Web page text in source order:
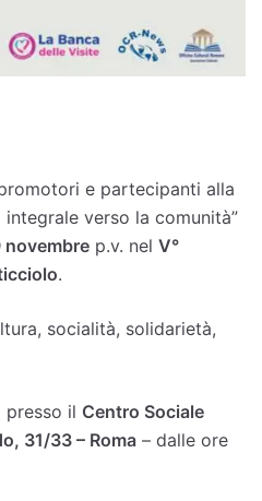
e partecipanti alla
verso la comunità”
novembre p.v. nel V°
.
socialità, solidarietà,
presso il Centro Sociale
31/33 – Roma – dalle ore